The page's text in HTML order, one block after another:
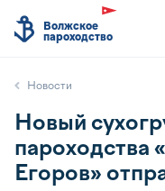
Волжское
пароходство
Новости
Новый
пароходства
Егоров»